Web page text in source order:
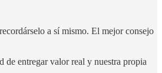
a sí mismo. El mejor consejo
de entregar valor real y nuestra propia